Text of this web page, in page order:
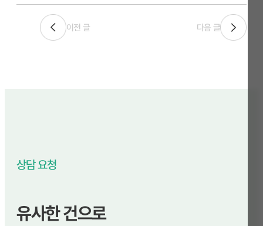
이전 글 다음 글
상담 요청
유사한 건으로